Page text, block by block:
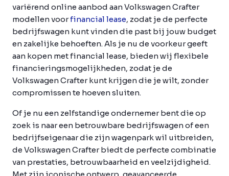
variërend online aanbod aan Volkswagen Crafter
modellen voorfinancial lease, zodat je de perfecte
bedrijfswagen kunt vinden die past bij jouw budget
en zakelijke behoeften. Als je nu de voorkeur geeft
aan kopen met financial lease, bieden wij flexibele
financieringsmogelijkheden, zodat je de
Volkswagen Crafter kunt krijgen die je wilt, zonder
compromissen te hoeven sluiten.
Of je nu een zelfstandige ondernemer bent die op
zoek is naar een betrouwbare bedrijfswagen of een
bedrijfseigenaar die zijn wagenpark wil uitbreiden,
de Volkswagen Crafter biedt de perfecte combinatie
van prestaties, betrouwbaarheid en veelzijdigheid.
Met zijn iconische ontwerp, geavanceerde